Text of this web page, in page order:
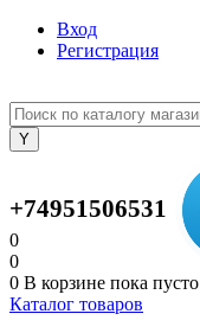
Вход
Регистрация
+74951506531
0
0
0 В корзине пока пусто
Каталог товаров